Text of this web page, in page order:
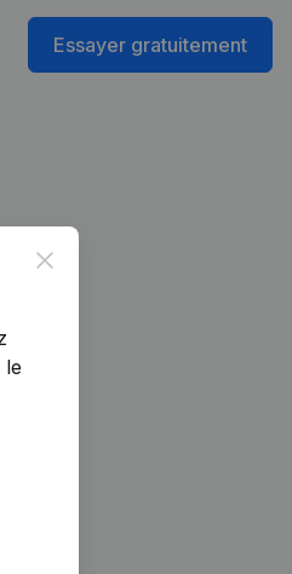
Essayer gratuitement
Close
le